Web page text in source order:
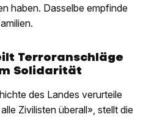
haben. Dasselbe empfinde
Terroranschläge
Solidarität
des Landes verurteile
Zivilisten überall», stellt die